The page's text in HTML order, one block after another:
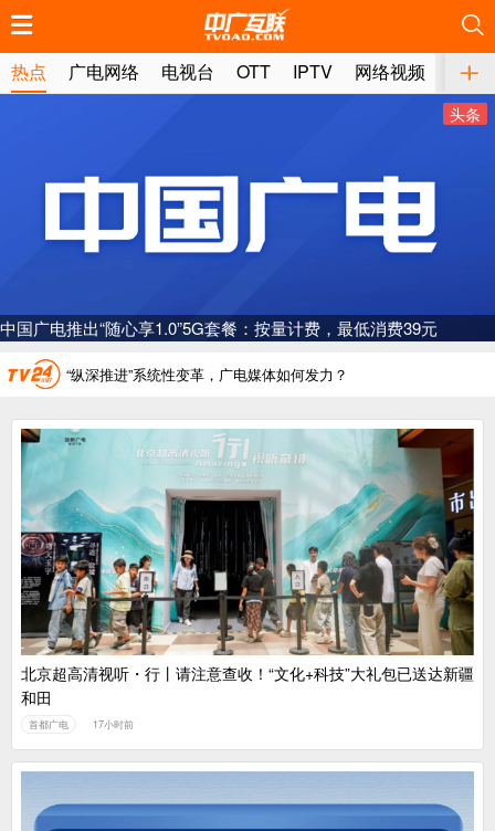
热点 广电网络 电视台 OTT IPTV 网络视频 媒体
“广电方案”纳入国家应急通信一体化保障体系
广电总局对互联网电视自动续费专项治理
中国广电：编制一体化电视技术标准白皮书
一电视频道开播
“纵深推进”系统性变革，广电媒体如何发力？
“一省一网”，中国广电为何走了二十年？
广电总局对互联网电视自动续费专项治理
中国广电：编制一体化电视技术标准白皮书
推荐
北京超高清视听・行丨请注意查收！“文化+科技”大礼包已送达新疆
和田
首都广电 17小时前
推荐
推荐
推荐
推荐
推荐
推荐
推荐
推荐
推荐
推荐
推荐
推荐
推荐
推荐
推荐
推荐
推荐
推荐
推荐